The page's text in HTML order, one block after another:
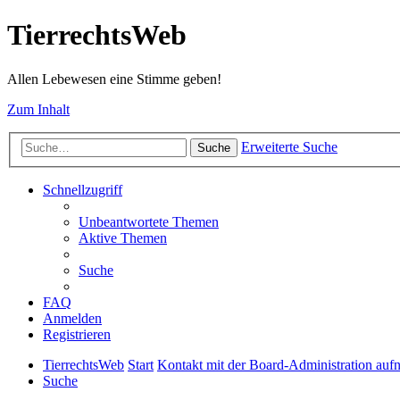
TierrechtsWeb
Allen Lebewesen eine Stimme geben!
Zum Inhalt
Suche Erweiterte Suche
Schnellzugriff
Unbeantwortete Themen
Aktive Themen
Suche
FAQ
Anmelden
Registrieren
TierrechtsWeb Start Kontakt mit der Board-Administration
Suche